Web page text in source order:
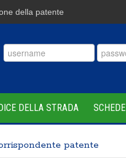
della patente
DELLA STRADA SCHEDE
patente